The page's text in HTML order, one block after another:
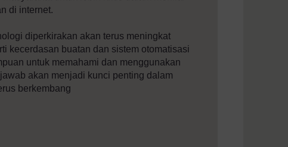
di internet.
diperkirakan akan terus meningkat
kecerdasan buatan dan sistem otomatisasi
untuk memahami dan menggunakan
akan menjadi kunci penting dalam
berkembang